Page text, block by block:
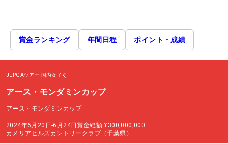
賞金ランキング 年間日程 ポイント・成績
JLPGAツアー 国内女子
アース・モンダミンカップ
アース・モンダミンカップ
2024年6月20日-6月24日賞金総額 ¥300,000,000
カメリアヒルズカントリークラブ（千葉県）